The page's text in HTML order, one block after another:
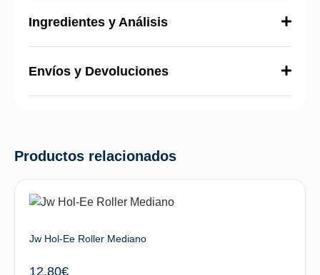
Ingredientes y Análisis
Envíos y Devoluciones
Productos relacionados
Jw Hol-Ee Roller Mediano
12.80€